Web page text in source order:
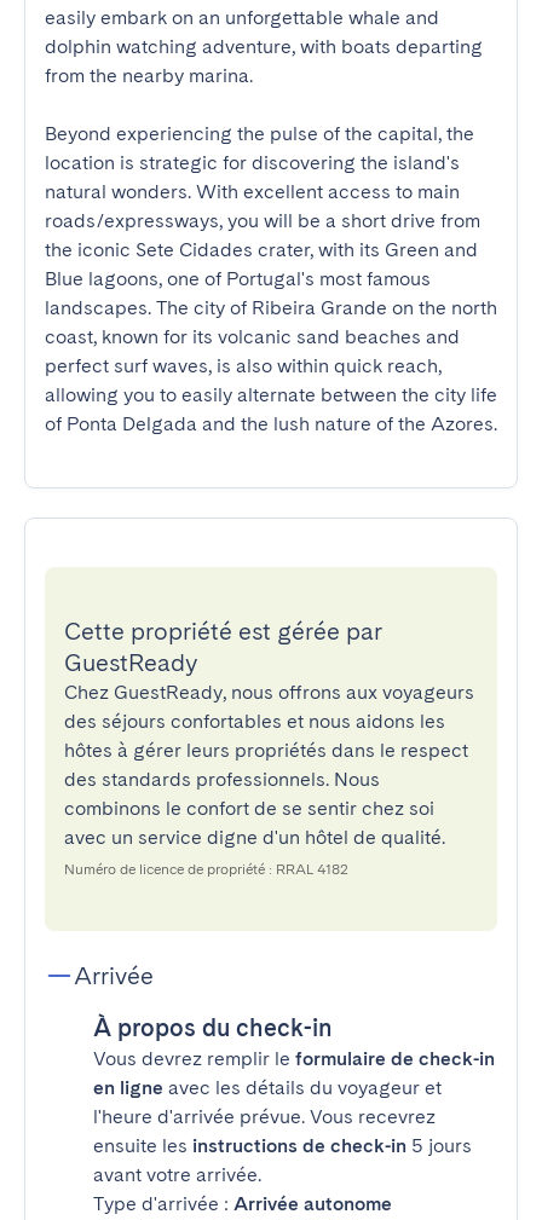
easily embark on an unforgettable whale and
dolphin watching adventure, with boats departing
from the nearby marina.
Beyond experiencing the pulse of the capital, the
location is strategic for discovering the island's
natural wonders. With excellent access to main
roads/expressways, you will be a short drive from
the iconic Sete Cidades crater, with its Green and
Blue lagoons, one of Portugal's most famous
landscapes. The city of Ribeira Grande on the north
coast, known for its volcanic sand beaches and
perfect surf waves, is also within quick reach,
allowing you to easily alternate between the city life
of Ponta Delgada and the lush nature of the Azores.
Cette propriété est gérée par
GuestReady
Chez GuestReady, nous offrons aux voyageurs
des séjours confortables et nous aidons les
hôtes à gérer leurs propriétés dans le respect
des standards professionnels. Nous
combinons le confort de se sentir chez soi
avec un service digne d'un hôtel de qualité.
Numéro de licence de propriété : RRAL 4182
Arrivée
À propos du check-in
Vous devrez remplir le formulaire de check-in
en ligne avec les détails du voyageur et
l'heure d'arrivée prévue. Vous recevrez
ensuite les instructions de check-in 5 jours
avant votre arrivée.
Type d'arrivée : Arrivée autonome